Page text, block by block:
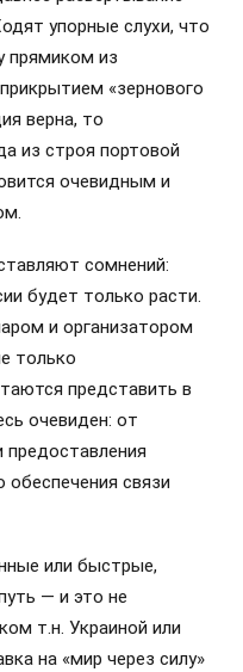
упорные слухи, что
прямиком из
«зернового
верна, то
из строя портовой
очевидным и
сомнений:
будет только расти.
и организатором
только
представить в
очевиден: от
предоставления
связи
или быстрые,
— и это не
т.н. Украиной или
на «мир через силу»